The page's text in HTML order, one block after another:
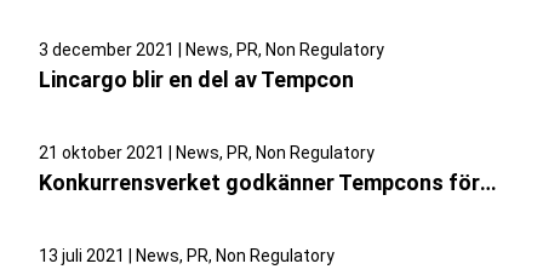
3 december 2021 | News, PR, Non Regulatory
Lincargo blir en del av Tempcon
21 oktober 2021 | News, PR, Non Regulatory
Konkurrensverket godkänner Tempcons förvärv av Lincargo och EA Åkeri
13 juli 2021 | News, PR, Non Regulatory